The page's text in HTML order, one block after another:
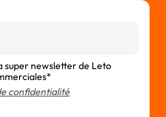
super newsletter de Leto
confidentialité